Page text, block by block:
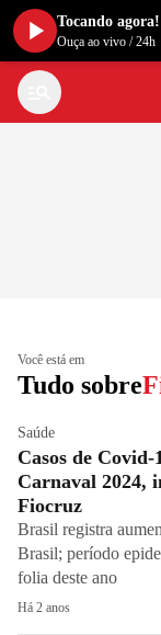
Você está em
Tudo sobre
Saúde
Casos de
Carnaval 2024,
Fiocruz
Brasil registra
Brasil; período
folia deste ano
Há 2 anos
Tocando agora!
Ouça ao vivo /24h